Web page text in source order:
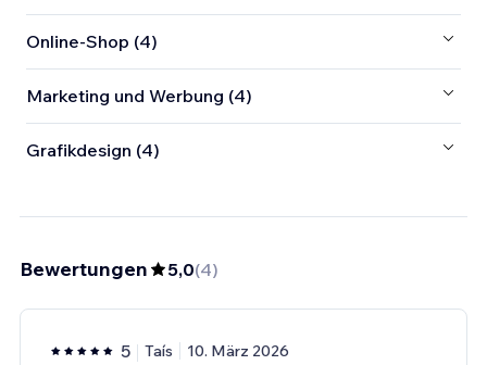
Online-Shop (4)
Marketing und Werbung (4)
Grafikdesign (4)
Bewertungen 5,0(4)
5 Taís 10. März 2026